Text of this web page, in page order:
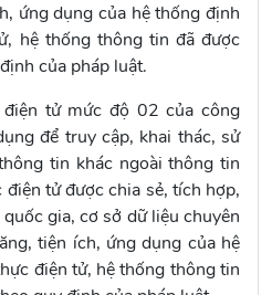
ứng dụng của hệ thống định
hệ thống thông tin đã được
của pháp luật.
tử mức độ 02 của công
để truy cập, khai thác, sử
tin khác ngoài thông tin
tử được chia sẻ, tích hợp,
gia, cơ sở dữ liệu chuyên
tiện ích, ứng dụng của hệ
điện tử, hệ thống thông tin